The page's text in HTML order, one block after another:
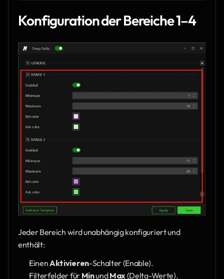
Konfiguration der Bereiche 1–4
Jeder Bereich wird unabhängig konfiguriert und
enthält:
Einen Aktivieren-Schalter (Enable).
Filterfelder für Min und Max (Delta-Werte).